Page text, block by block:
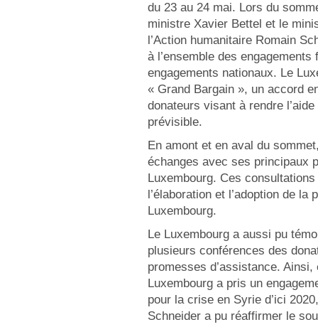
du 23 au 24 mai. Lors du
ministre Xavier Bettel et le
l’Action humanitaire Romain
à l’ensemble des
engagements nationaux. Le
« Grand Bargain », un accord
donateurs visant à rendre
prévisible.
En amont et en aval du
échanges avec ses principaux
Luxembourg. Ces
l’élaboration et l’adoption de
Luxembourg.
Le Luxembourg a aussi pu
plusieurs conférences des
promesses d’assistance.
Luxembourg a pris un
pour la crise en Syrie d’ici
Schneider a pu réaffirmer le